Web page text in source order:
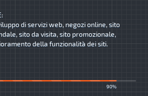
di servizi web, negozi online, sito
sito da visita, sito promozionale,
della funzionalità dei siti.
90%